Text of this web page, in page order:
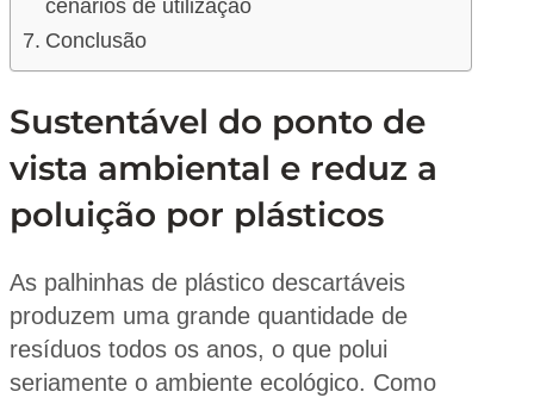
cenários de utilização
Conclusão
Sustentável do ponto de
vista ambiental e reduz a
poluição por plásticos
As palhinhas de plástico descartáveis
produzem uma grande quantidade de
resíduos todos os anos, o que polui
seriamente o ambiente ecológico. Como